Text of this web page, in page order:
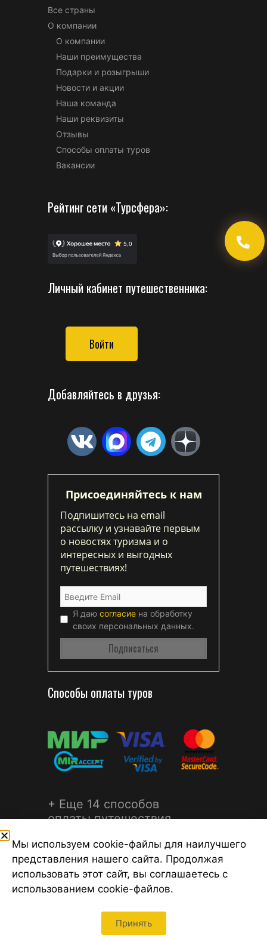
Все страны
О компании
О компании
Наши преимущества
Подарки и розыгрыши
Новости и акции
Наша команда
Наши реквизиты
Отзывы
Способы оплаты туров
Вакансии
Рейтинг сети «Турсфера»:
Личный кабинет путешественника:
Войти
Добавляйтесь в друзья:
Присоединяйтесь к нам
Подпишитесь на email
рассылку и узнавайте первым
о новостях туризма и о
интересных и выгодных
путешествиях!
Я даю согласие на обработку
своих персональных данных.
Способы оплаты туров
+ Еще 14 способов
оплаты путешествия
©2026 Турагентство Турсфера - Поиск туров от надежных
Мы используем cookie-файлы для наилучшего
представления нашего сайта. Продолжая
использовать этот сайт, вы соглашаетесь с
использованием cookie-файлов.
Принять